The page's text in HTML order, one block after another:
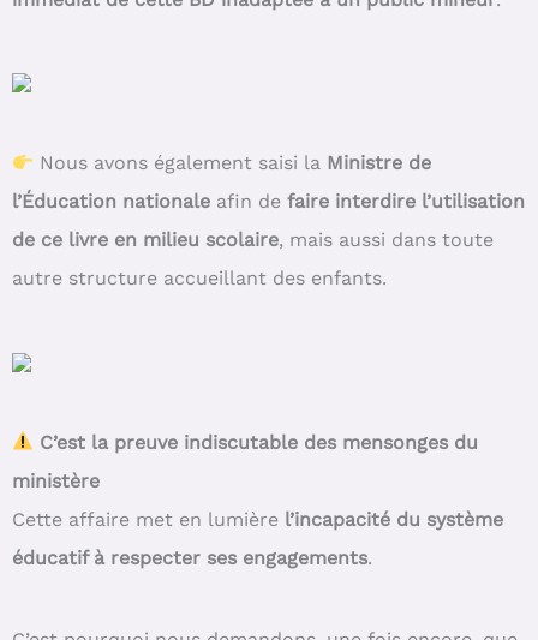
Nous avons également saisi la Ministre de
l’Éducation nationale afin de faire interdire l’utilisation
de ce livre en milieu scolaire, mais aussi dans toute
autre structure accueillant des enfants.
C’est la preuve indiscutable des mensonges du
ministère
Cette affaire met en lumière l’incapacité du système
éducatif à respecter ses engagements.